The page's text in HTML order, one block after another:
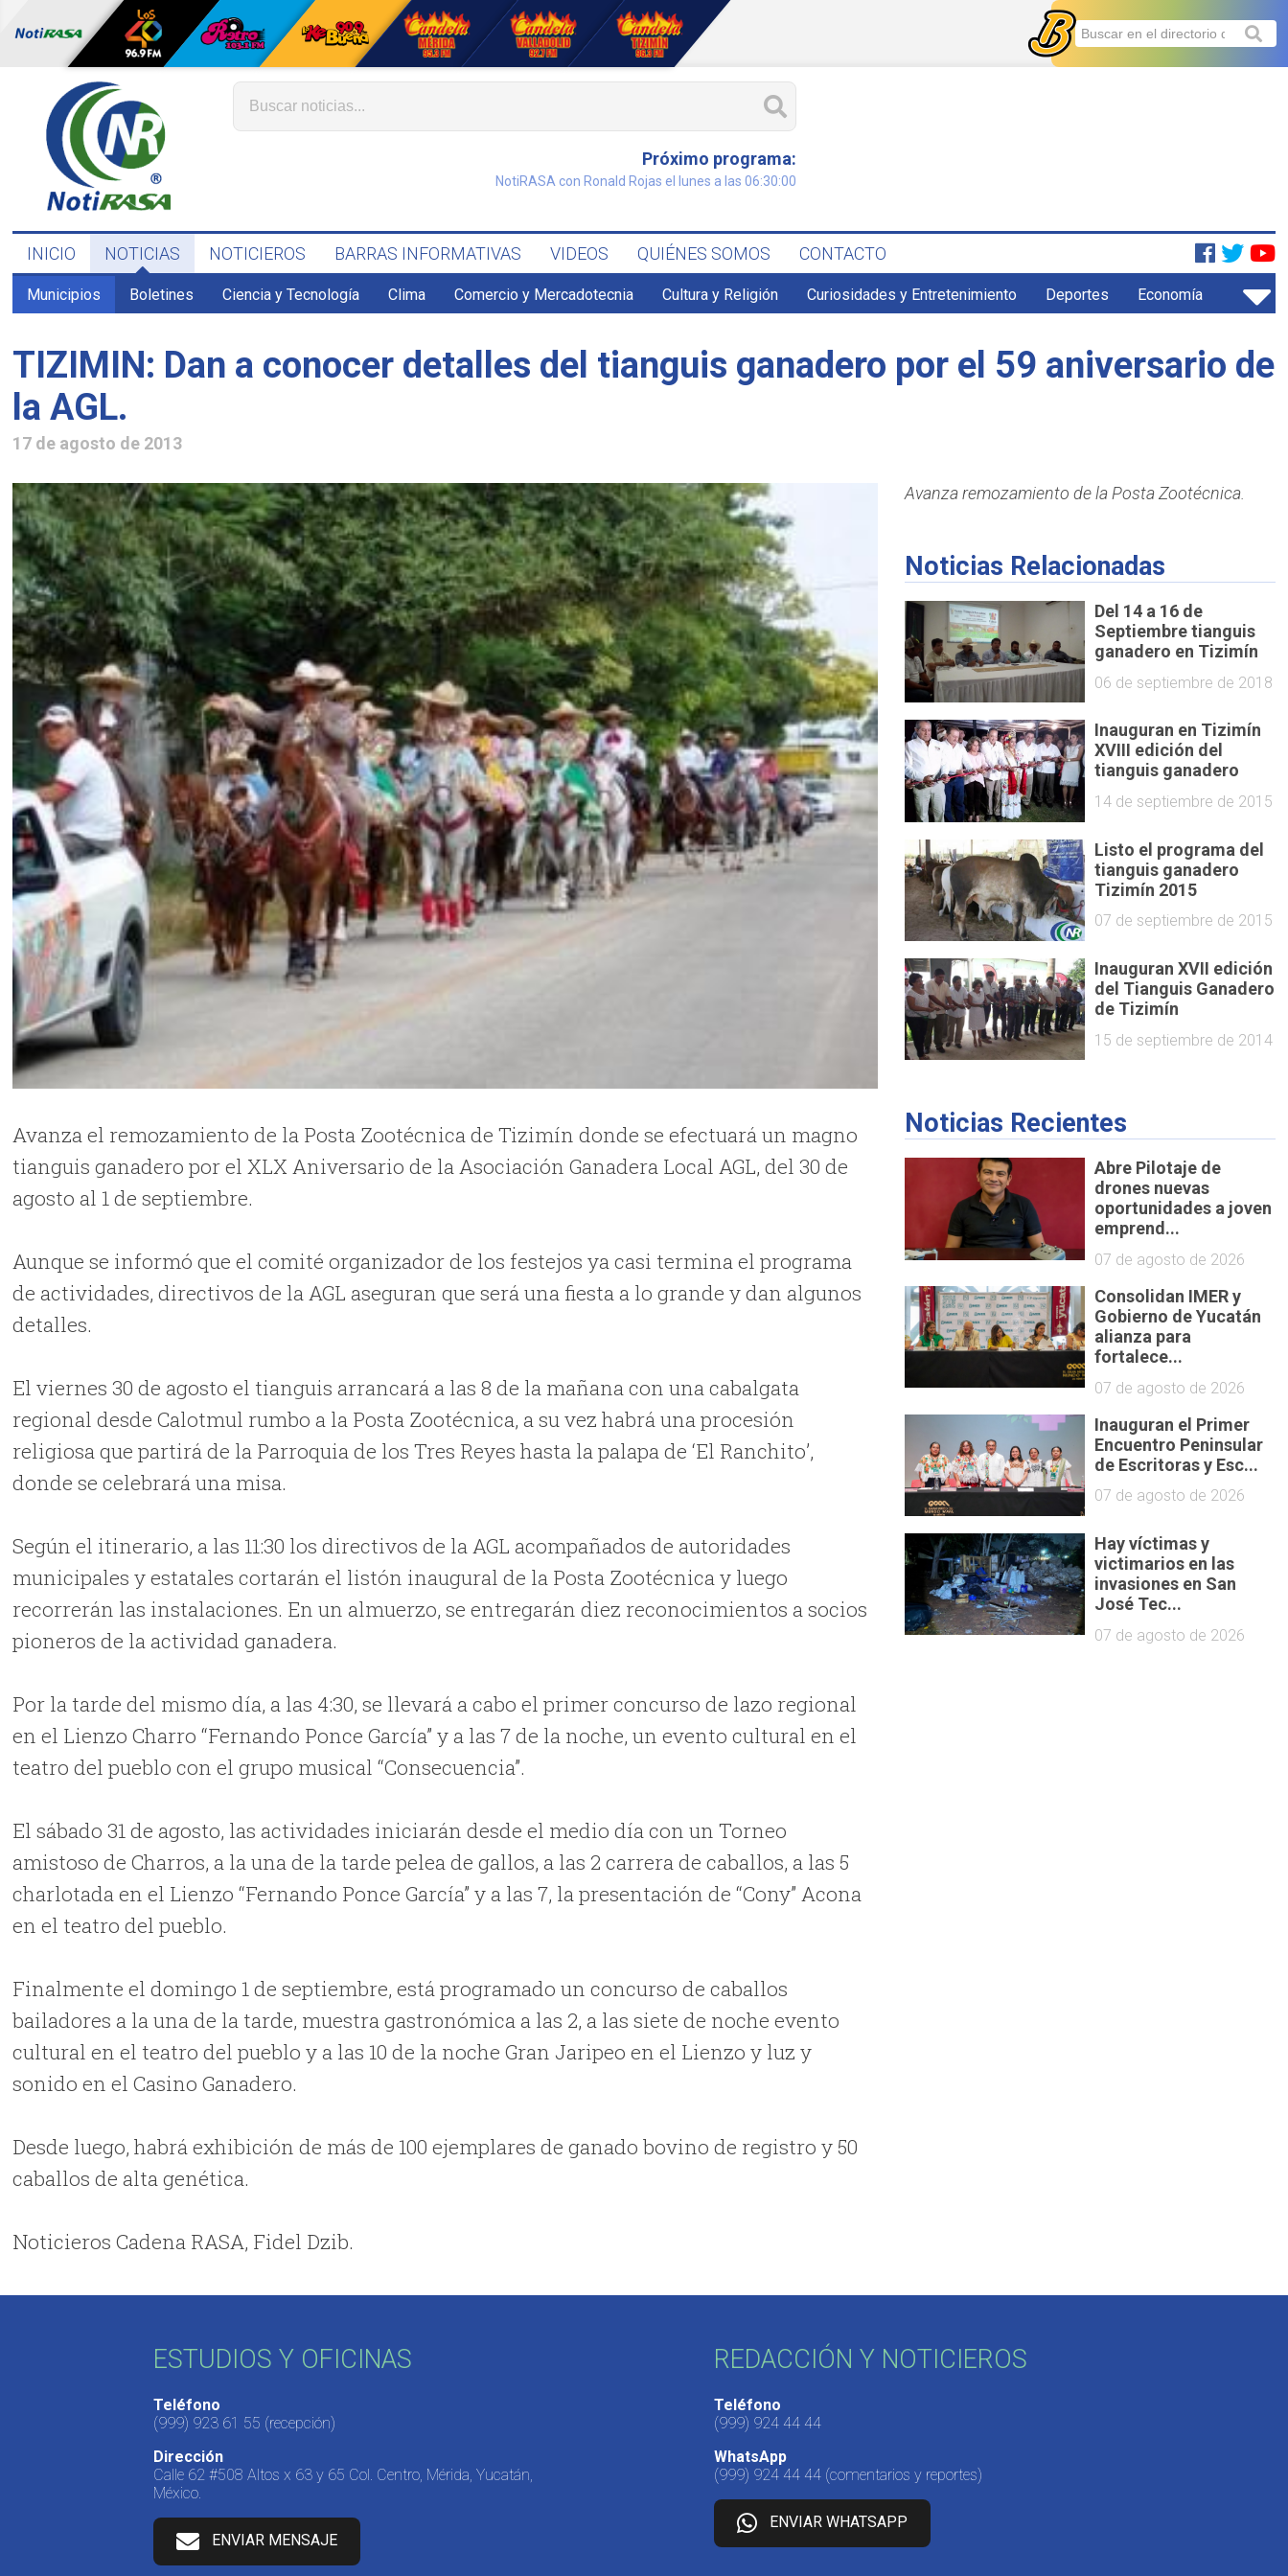
Próximo programa:
NotiRASA con Ronald Rojas el lunes a las 06:30:00
INICIO NOTICIAS NOTICIEROS BARRAS INFORMATIVAS VIDEOS QUIÉNES SOMOS CONTACTO
Municipios Boletines Ciencia y Tecnología Clima Comercio y Mercadotecnia Cultura y Religión Curiosidades y Entretenimiento Deportes Economía
TIZIMIN: Dan a conocer detalles del tianguis ganadero por el 59 aniversario de
la AGL.
17 de agosto de 2013
Avanza el remozamiento de la Posta Zootécnica de Tizimín donde se efectuará un magno
tianguis ganadero por el XLX Aniversario de la Asociación Ganadera Local AGL, del 30 de
agosto al 1 de septiembre.
Aunque se informó que el comité organizador de los festejos ya casi termina el programa
de actividades, directivos de la AGL aseguran que será una fiesta a lo grande y dan algunos
detalles.
El viernes 30 de agosto el tianguis arrancará a las 8 de la mañana con una cabalgata
regional desde Calotmul rumbo a la Posta Zootécnica, a su vez habrá una procesión
religiosa que partirá de la Parroquia de los Tres Reyes hasta la palapa de ‘El Ranchito’,
donde se celebrará una misa.
Según el itinerario, a las 11:30 los directivos de la AGL acompañados de autoridades
municipales y estatales cortarán el listón inaugural de la Posta Zootécnica y luego
recorrerán las instalaciones. En un almuerzo, se entregarán diez reconocimientos a socios
pioneros de la actividad ganadera.
Por la tarde del mismo día, a las 4:30, se llevará a cabo el primer concurso de lazo regional
en el Lienzo Charro “Fernando Ponce García” y a las 7 de la noche, un evento cultural en el
teatro del pueblo con el grupo musical “Consecuencia”.
El sábado 31 de agosto, las actividades iniciarán desde el medio día con un Torneo
amistoso de Charros, a la una de la tarde pelea de gallos, a las 2 carrera de caballos, a las 5
charlotada en el Lienzo “Fernando Ponce García” y a las 7, la presentación de “Cony” Acona
en el teatro del pueblo.
Finalmente el domingo 1 de septiembre, está programado un concurso de caballos
bailadores a la una de la tarde, muestra gastronómica a las 2, a las siete de noche evento
cultural en el teatro del pueblo y a las 10 de la noche Gran Jaripeo en el Lienzo y luz y
sonido en el Casino Ganadero.
Desde luego, habrá exhibición de más de 100 ejemplares de ganado bovino de registro y 50
caballos de alta genética.
Noticieros Cadena RASA, Fidel Dzib.
Avanza remozamiento de la Posta Zootécnica.
Noticias Relacionadas
Del 14 a 16 de
Septiembre tianguis
ganadero en Tizimín
06 de septiembre de 2018
Inauguran en Tizimín
XVIII edición del
tianguis ganadero
14 de septiembre de 2015
Listo el programa del
tianguis ganadero
Tizimín 2015
07 de septiembre de 2015
Inauguran XVII edición
del Tianguis Ganadero
de Tizimín
15 de septiembre de 2014
Noticias Recientes
Abre Pilotaje de
drones nuevas
oportunidades a joven
emprend...
07 de agosto de 2026
Consolidan IMER y
Gobierno de Yucatán
alianza para
fortalece...
07 de agosto de 2026
Inauguran el Primer
Encuentro Peninsular
de Escritoras y Esc...
07 de agosto de 2026
Hay víctimas y
victimarios en las
invasiones en San
José Tec...
07 de agosto de 2026
ESTUDIOS Y OFICINAS
Teléfono
(999) 923 61 55 (recepción)
Dirección
Calle 62 #508 Altos x 63 y 65 Col. Centro, Mérida, Yucatán,
México.
ENVIAR MENSAJE
REDACCIÓN Y NOTICIEROS
Teléfono
(999) 924 44 44
WhatsApp
(999) 924 44 44 (comentarios y reportes)
ENVIAR WHATSAPP